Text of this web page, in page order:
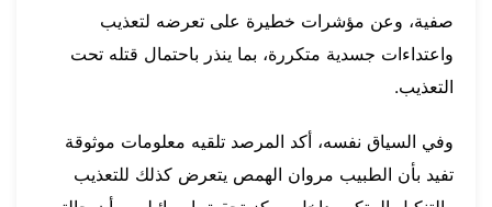
صفية، وعن مؤشرات خطيرة على تعرضه لتعذيب
واعتداءات جسدية متكررة، بما ينذر باحتمال قتله تحت
التعذيب.
وفي السياق نفسه، أكد المرصد تلقيه معلومات موثوقة
تفيد بأن الطبيب مروان الهمص يتعرض كذلك للتعذيب